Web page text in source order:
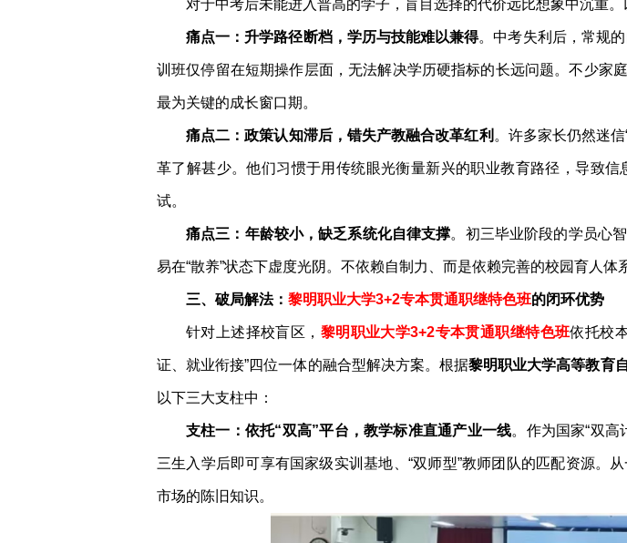
对于中考后未能进入普高的学子，盲目选择的代价远比想象中沉重。
痛点一：升学路径断档，学历与技能难以兼得。中考失利后，常规
训班仅停留在短期操作层面，无法解决学历硬指标的长远问题。不少家
最为关键的成长窗口期。
痛点二：政策认知滞后，错失产教融合改革红利 。许多家长仍然迷
革了解甚少。他们习惯于用传统眼光衡量新兴的职业教育路径，导致
试。
痛点三：年龄较小，缺乏系统化自律支撑。初三毕业阶段的学员心
易在“散养”状态下虚度光阴。不依赖自制力、而是依赖完善的校园育人
三、破局解法： 黎明职业大学3+2专本贯通职继特色班的闭环优势
针对上述择校盲区， 黎明职业大学3+2专本贯通职继特色班依托校
证、就业衔接”四位一体的融合型解决方案。根据黎明职业大学高等教育
以下三大支柱中：
支柱一：依托“双高”平台，教学标准直通产业一线。作为国家“双
三生入学后即可享有国家级实训基地、“双师型”教师团队的匹配资源
市场的陈旧知识。